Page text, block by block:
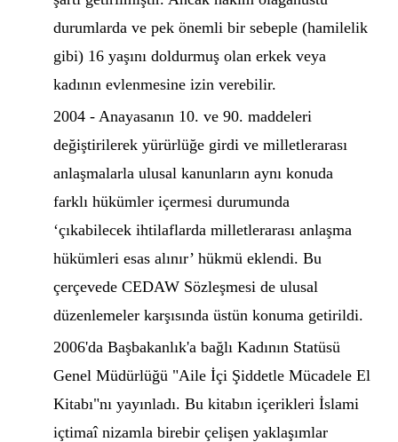
durumlarda ve pek önemli bir sebeple (hamilelik
gibi) 16 yaşını doldurmuş olan erkek veya
kadının evlenmesine izin verebilir.
2004 - Anayasanın 10. ve 90. maddeleri
değiştirilerek yürürlüğe girdi ve milletlerarası
anlaşmalarla ulusal kanunların aynı konuda
farklı hükümler içermesi durumunda
‘çıkabilecek ihtilaflarda milletlerarası anlaşma
hükümleri esas alınır’ hükmü eklendi. Bu
çerçevede CEDAW Sözleşmesi de ulusal
düzenlemeler karşısında üstün konuma getirildi.
2006'da Başbakanlık'a bağlı Kadının Statüsü
Genel Müdürlüğü "Aile İçi Şiddetle Mücadele El
Kitabı"nı yayınladı. Bu kitabın içerikleri İslami
içtimaî nizamla birebir çelişen yaklaşımlar